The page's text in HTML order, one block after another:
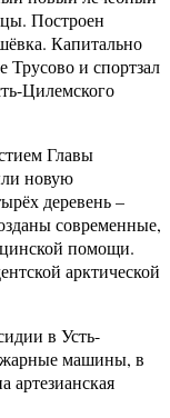
Построен
Капитально
Трусово и спортзал
Цилемского
Главы
новую
деревень –
современные,
помощи.
арктической
в Усть-
машины, в
артезианская